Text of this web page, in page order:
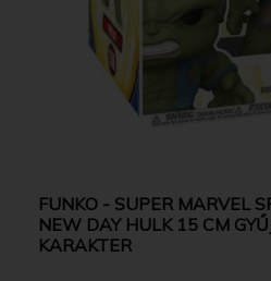
FUNKO - SUPER MARVEL
NEW DAY HULK 15 CM
KARAKTER